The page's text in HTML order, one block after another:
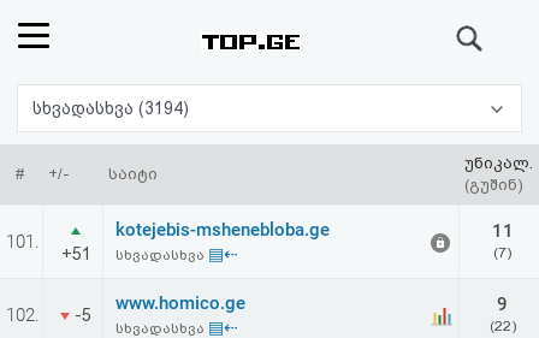
რეიტინგი
(მთავარი)
ფოსტა
პასუხი
სხვადასხვა (3194)
# +/- საიტი
უნიკალ.
(გუშინ)
101.
+51
kotejebis-mshenebloba.ge
სხვადასხვა ▤⇠
11
(7)
102. -5
www.homico.ge
სხვადასხვა ▤⇠
9
(22)